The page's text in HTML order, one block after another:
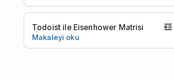
Todoist ile Eisenhower Matrisi
Makaleyi oku